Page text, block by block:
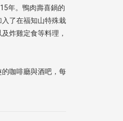
年。鴨肉壽喜鍋的
了在福知山特殊栽
炸雞定食等料理，
咖啡廳與酒吧，每